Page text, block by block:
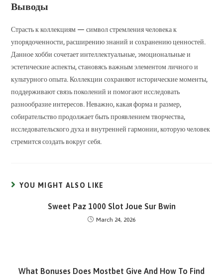
Выводы
Страсть к коллекциям — символ стремления человека к
упорядоченности, расширению знаний и сохранению ценностей.
Данное хобби сочетает интеллектуальные, эмоциональные и
эстетические аспекты, становясь важным элементом личного и
культурного опыта. Коллекции сохраняют исторические моменты,
поддерживают связь поколений и помогают исследовать
разнообразие интересов. Неважно, какая форма и размер,
собирательство продолжает быть проявлением творчества,
исследовательского духа и внутренней гармонии, которую человек
стремится создать вокруг себя.
YOU MIGHT ALSO LIKE
Sweet Paz 1000 Slot Joue Sur Bwin
March 24, 2026
What Bonuses Does Mostbet Give And How To Find